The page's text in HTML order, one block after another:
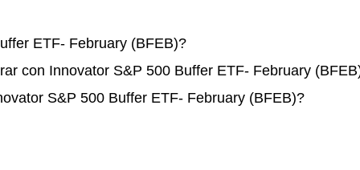
ETF- February (BFEB)?
con Innovator S&P 500 Buffer ETF- February
S&P 500 Buffer ETF- February (BFEB)?